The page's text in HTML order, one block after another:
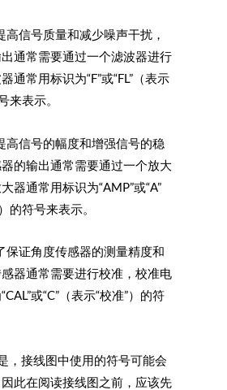
高信号质量和减少噪声干扰，
通常需要通过一个滤波器进行
通常用标识为“F”或“FL”（表示
来表示。
高信号的幅度和增强信号的稳
的输出通常需要通过一个放大
器通常用标识为“AMP”或“A”
的符号来表示。
保证角度传感器的测量精度和
器通常需要进行校准，校准电
或“C”（表示“校准”）的符
接线图中使用的符号可能会
此在阅读接线图之前，应该先